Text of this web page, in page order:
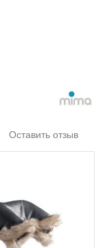
Оставить отзыв